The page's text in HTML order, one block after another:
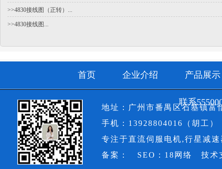
>>4830接线图（正转）...
>>4830接线图...
首页 企业介绍 产品展示
联系
地址：广州市番禺区石基镇富
手机：13928804016（胡工
专注于直流伺服电机,行星减
备案： SEO：18网络 技术